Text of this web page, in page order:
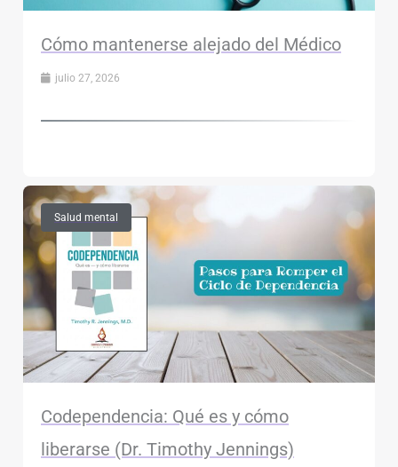
Cómo mantenerse alejado del Médico
julio 27, 2026
Salud mental
Codependencia: Qué es y cómo
liberarse (Dr. Timothy Jennings)